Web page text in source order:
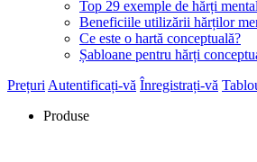
Top 29 exemple de hărți
Beneficiile utilizării hărților
Ce este o hartă conceptuală?
Șabloane pentru hărți
Prețuri Autentificați-vă Înregistrați-vă
Produse